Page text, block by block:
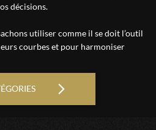
décisions.
utiliser comme il se doit l’outil
courbes et pour harmoniser